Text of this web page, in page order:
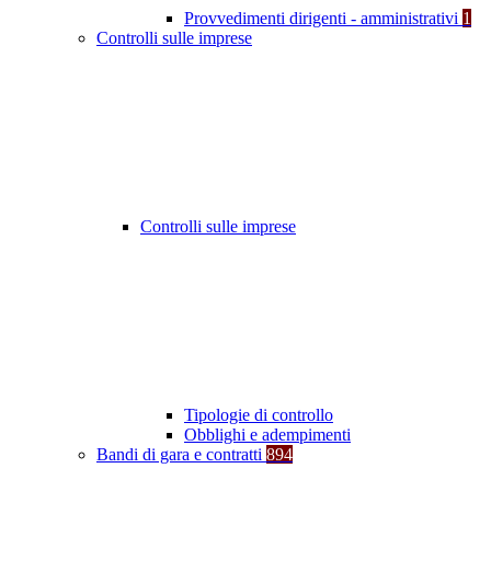
Provvedimenti dirigenti - amministrativi 1
Controlli sulle imprese
Controlli sulle imprese
Tipologie di controllo
Obblighi e adempimenti
Bandi di gara e contratti 894